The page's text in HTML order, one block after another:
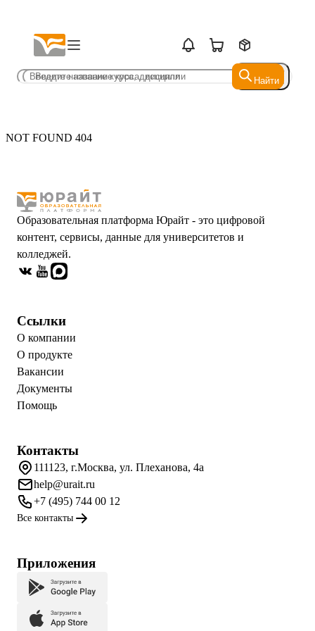
Найти
Найти
NOT FOUND 404
Образовательная платформа Юрайт - это цифровой
контент, сервисы, данные для университетов и
колледжей.
Ссылки
О компании
О продукте
Вакансии
Документы
Помощь
Контакты
111123, г.Москва, ул. Плеханова, 4а
help@urait.ru
+7 (495) 744 00 12
Все контакты
Приложения